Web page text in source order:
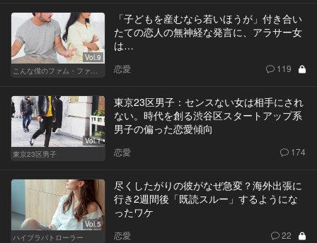
Vol.9
こんな僕のファム・ファタル
「子どもを産むなら若いほうが」付き合い
たての恋人の無神経な発言に、アラサー女
は…
恋愛 119
Vol.1
東京23区男子
東京23区男子：センスない女は相手にされ
ない。時代を創る渋谷区スタートアップ系
男子の偏った恋愛傾向
恋愛 174
Vol.5
ハイブラパトローラー
尽くしたがりの彼がなぜ急変？海外出張に
行き2週間後「既読スルー」するようにな
ったワケ
恋愛 22